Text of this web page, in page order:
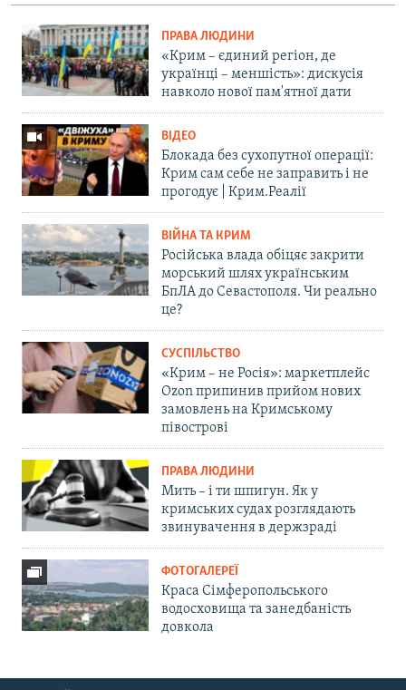
ПРАВА ЛЮДИНИ
«Крим – єдиний регіон, де
українці – меншість»: дискусія
навколо нової пам'ятної дати
ВІДЕО
Блокада без сухопутної операції:
Крим сам себе не заправить і не
прогодує | Крим.Реалії
ВІЙНА ТА КРИМ
Російська влада обіцяє закрити
морський шлях українським
БпЛА до Севастополя. Чи реально
це?
СУСПІЛЬСТВО
«Крим – не Росія»: маркетплейс
Ozon припинив прийом нових
замовлень на Кримському
півострові
ПРАВА ЛЮДИНИ
Мить – і ти шпигун. Як у
кримських судах розглядають
звинувачення в держзраді
ФОТОГАЛЕРЕЇ
Краса Сімферопольського
водосховища та занедбаність
довкола